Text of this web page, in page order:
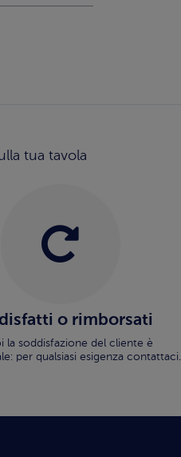
tua tavola
o rimborsati
la soddisfazione del cliente è
per qualsiasi esigenza contattaci.